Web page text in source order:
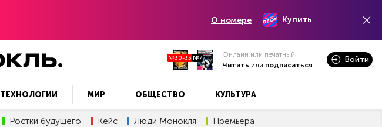
О номере Купить
№30-33 №7
Онлайн или печатный
Читать или подписаться
Войти
ТЕХНОЛОГИИ МИР ОБЩЕСТВО КУЛЬТУРА
Ростки будущего Кейс Люди Монокля Премьера